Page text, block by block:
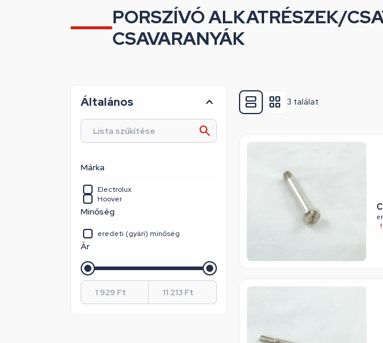
PORSZÍVÓ ALKATRÉSZEK/
CSAVARANYÁK
3 találat
Általános
Márka
Electrolux
Hoover
Minőség
eredeti (gyári) minőség
Ár